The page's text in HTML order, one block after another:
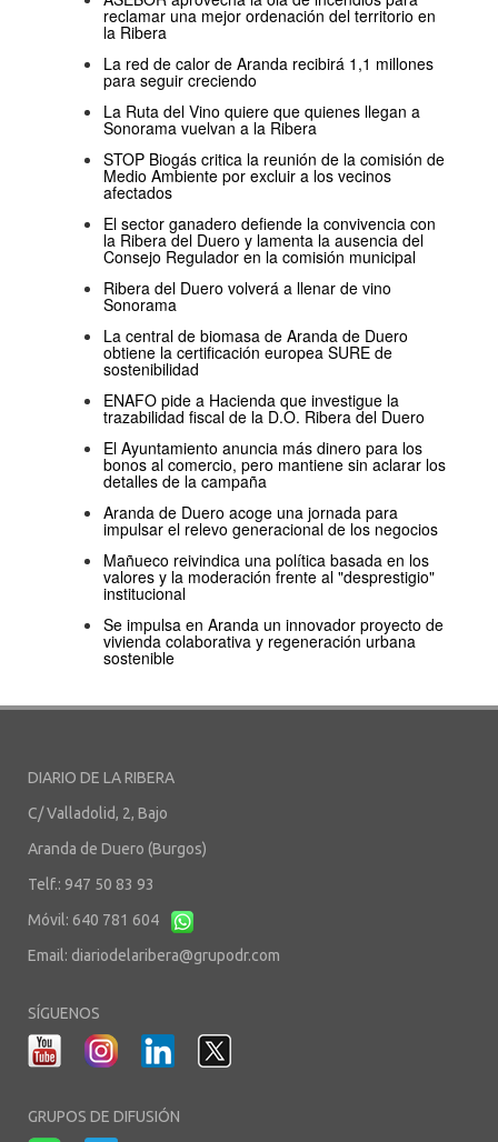
reclamar una mejor ordenación del territorio en
la Ribera
La red de calor de Aranda recibirá 1,1 millones
para seguir creciendo
La Ruta del Vino quiere que quienes llegan a
Sonorama vuelvan a la Ribera
STOP Biogás critica la reunión de la comisión de
Medio Ambiente por excluir a los vecinos
afectados
El sector ganadero defiende la convivencia con
la Ribera del Duero y lamenta la ausencia del
Consejo Regulador en la comisión municipal
Ribera del Duero volverá a llenar de vino
Sonorama
La central de biomasa de Aranda de Duero
obtiene la certificación europea SURE de
sostenibilidad
ENAFO pide a Hacienda que investigue la
trazabilidad fiscal de la D.O. Ribera del Duero
El Ayuntamiento anuncia más dinero para los
bonos al comercio, pero mantiene sin aclarar los
detalles de la campaña
Aranda de Duero acoge una jornada para
impulsar el relevo generacional de los negocios
Mañueco reivindica una política basada en los
valores y la moderación frente al "desprestigio"
institucional
Se impulsa en Aranda un innovador proyecto de
vivienda colaborativa y regeneración urbana
sostenible
DIARIO DE LA RIBERA
C/ Valladolid, 2, Bajo
Aranda de Duero (Burgos)
Telf.: 947 50 83 93
Móvil: 640 781 604
Email: diariodelaribera@grupodr.com
SÍGUENOS
GRUPOS DE DIFUSIÓN